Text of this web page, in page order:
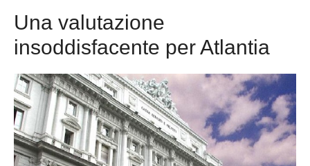
Una valutazione
insoddisfacente per Atlantia